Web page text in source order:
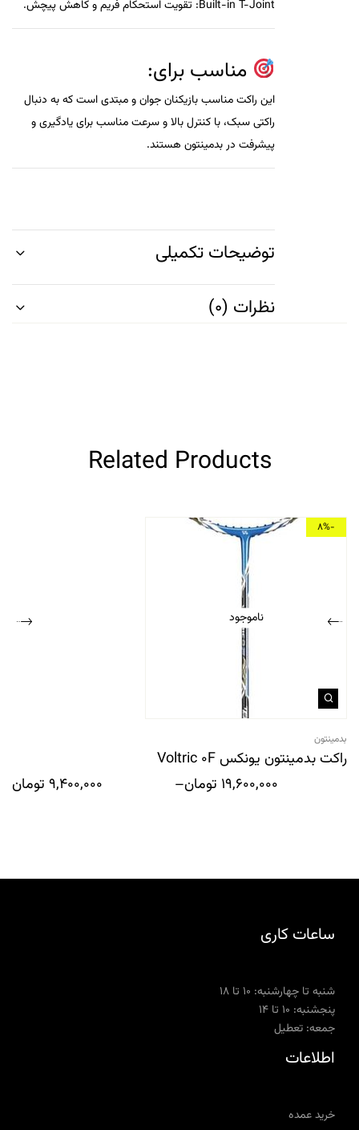
Built-in T-Joint: تقویت استحکام فریم و کاهش پیچش.
مناسب برای:
این راکت مناسب بازیکنان جوان و مبتدی است که به دنبال
راکتی سبک، با کنترل بالا و سرعت مناسب برای یادگیری و
پیشرفت در بدمینتون هستند.
توضیحات تکمیلی
نظرات (0)
Related Products
-8%
ناموجود
بدمینتون
راکت بدمینتون یونکس Voltric 0F
19,600,000 تومان–
9,400,000 تومان
ساعات کاری
شنبه تا چهارشنبه: ۱۰ تا ۱۸
پنجشنبه: ۱۰ تا ۱۴
جمعه: تعطیل
اطلاعات
خرید عمده